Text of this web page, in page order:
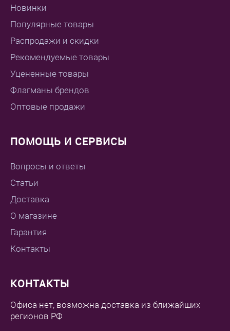
Новинки
Популярные товары
Распродажи и скидки
Рекомендуемые товары
Уцененные товары
Флагманы брендов
Оптовые продажи
ПОМОЩЬ И СЕРВИСЫ
Вопросы и ответы
Статьи
Доставка
О магазине
Гарантия
Контакты
КОНТАКТЫ
Офиса нет, возможна доставка из ближайших
регионов РФ